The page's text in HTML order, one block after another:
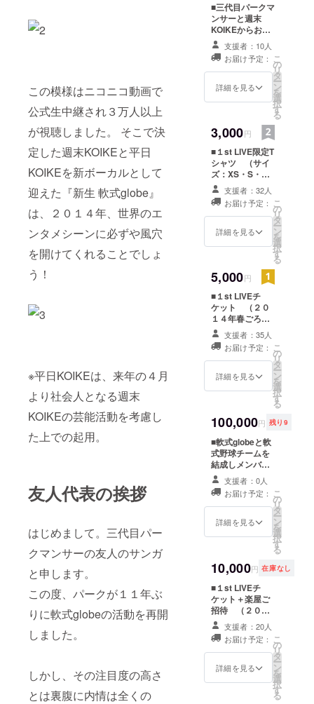
この模様はニコニコ動画で
公式生中継され３万人以上
が視聴しました。 そこで決
定した週末KOIKEと平日
KOIKEを新ボーカルとして
迎えた『新生 軟式globe』
は、２０１４年、世界のエ
ンタメシーンに必ずや風穴
を開けてくれることでしょ
う！
※平日KOIKEは、来年の４月
より社会人となる週末
KOIKEの芸能活動を考慮し
た上での起用。
友人代表の挨拶
はじめまして。三代目パー
クマンサーの友人のサンガ
と申します。
この度、パークが１１年ぶ
りに軟式globeの活動を再開
しました。
しかし、その注目度の高さ
とは裏腹に内情は全くの
■三代目パークマ
ンサーと週末
KOIKEからお礼
のムービーメー
ルをお送りさせ
ていただきま
す。
支援者：10人
お届け予定：
詳細を見る
こ
の
リ
タ
ー
ン
を
選
択
す
る
3,000円
■１st LIVE限定T
シャツ （サイ
ズ：XS・S・
M・L・XL）
背中に支援して
くれた方のお名
前がプリントさ
れます。
支援者：32人
お届け予定：
詳細を見る
こ
の
リ
タ
ー
ン
を
選
択
す
る
5,000円
■１st LIVEチ
ケット （２０
１４年春ごろ開
催・都内某所予
定） ■１st LIVE
限定Tシャツ
（サイズ：XS・
S・M・L・XL）
れます。
支援者：35人
お届け予定：
詳細を見る
こ
の
リ
タ
ー
ン
を
選
択
す
る
100,000円 残り9
■軟式globeと軟
式野球チームを
結成しメンバー
となれます。 (対
戦相手は公募。
試合の日時は
2014年3月〜9月
頃のいずれか・
内近郊。その模
様は映画監督が
撮影・編集し
YouTubeの三代
目パークマン
サーチャンネル
で発表。※顔出し
NGの方にはモザ
イクをかけま
す。) ■軟式
globeオリジナル
支援者：0人
お届け予定：
詳細を見る
こ
の
リ
タ
ー
ン
を
選
択
す
る
10,000円 在庫なし
■１st LIVEチ
ケット＋楽屋ご
招待 （２０１
４年春ごろ開
催・都内某所予
定） ■１st LIVE
限定Tシャツ
（サイズ：XS・
支援者：20人
お届け予定：
詳細を見る
こ
の
リ
タ
ー
ン
を
選
択
す
る